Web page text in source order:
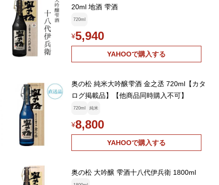
20ml 地酒 雫酒
720ml
¥5,940
YAHOOで購入する
奥の松 純米大吟醸雫酒 金之丞 720ml【カタ
ログ掲載品】【他商品同時購入不可】
720ml 純米
¥8,800
YAHOOで購入する
奥の松 大吟醸 雫酒十八代伊兵衛 1800ml